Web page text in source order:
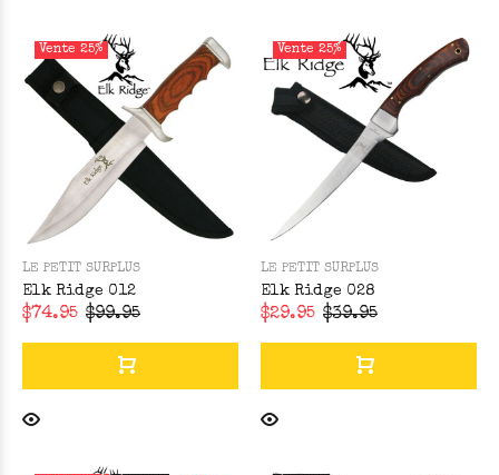
Vente 25%
LE PETIT SURPLUS
Elk Ridge 012
$74.95 $99.95
Vente 25%
LE PETIT SURPLUS
Elk Ridge 028
$29.95 $39.95